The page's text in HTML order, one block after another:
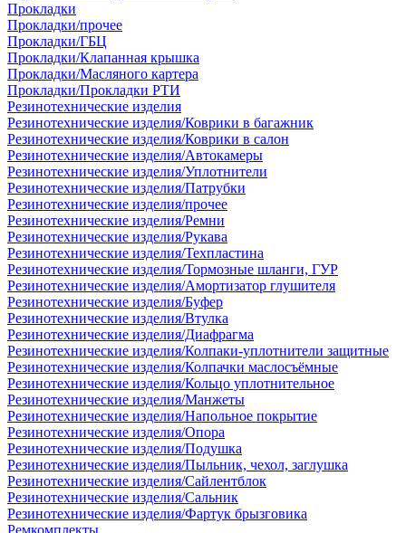
Прокладки
Прокладки/прочее
Прокладки/ГБЦ
Прокладки/Клапанная крышка
Прокладки/Масляного картера
Прокладки/Прокладки РТИ
Резинотехнические изделия
Резинотехнические изделия/Коврики в багажник
Резинотехнические изделия/Коврики в салон
Резинотехнические изделия/Автокамеры
Резинотехнические изделия/Уплотнители
Резинотехнические изделия/Патрубки
Резинотехнические изделия/прочее
Резинотехнические изделия/Ремни
Резинотехнические изделия/Рукава
Резинотехнические изделия/Техпластина
Резинотехнические изделия/Тормозные шланги, ГУР
Резинотехнические изделия/Амортизатор глушителя
Резинотехнические изделия/Буфер
Резинотехнические изделия/Втулка
Резинотехнические изделия/Диафрагма
Резинотехнические изделия/Колпаки-уплотнители защитные
Резинотехнические изделия/Колпачки маслосъёмные
Резинотехнические изделия/Кольцо уплотнительное
Резинотехнические изделия/Манжеты
Резинотехнические изделия/Напольное покрытие
Резинотехнические изделия/Опора
Резинотехнические изделия/Подушка
Резинотехнические изделия/Пыльник, чехол, заглушка
Резинотехнические изделия/Сайлентблок
Резинотехнические изделия/Сальник
Резинотехнические изделия/Фартук брызговика
Ремкомплекты